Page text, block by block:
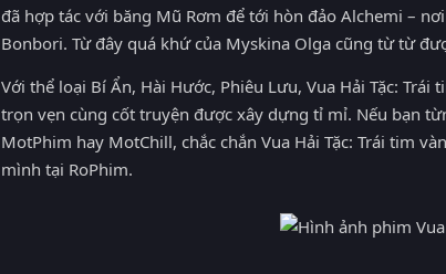
đã hợp tác với băng Mũ Rơm để tới hòn đảo Alchemi –
Bonbori. Từ đây quá khứ của Myskina Olga cũng từ từ
Với thể loại Bí Ẩn, Hài Hước, Phiêu Lưu, Vua Hải Tặc:
trọn vẹn cùng cốt truyện được xây dựng tỉ mỉ. Nếu bạn
MotPhim hay MotChill, chắc chắn Vua Hải Tặc: Trái tim
mình tại RoPhim.